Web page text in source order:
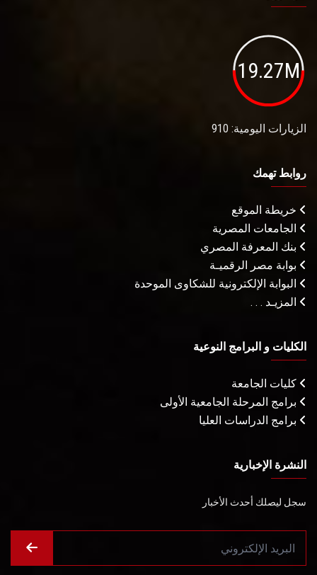
19.27M
الزيارات اليومية: 910
روابط تهمك
خريطة الموقع
الجامعات المصرية
بنك المعرفة المصري
بوابة مصر الرقميـة
البوابة الإلكترونية للشكاوى الموحدة
المزيـد . . .
الكليات و البرامج النوعية
كليات الجامعة
برامج المرحلة الجامعية الأولى
برامج الدراسات العليا
النشرة الإخبارية
سجل ليصلك أحدث الأخبار